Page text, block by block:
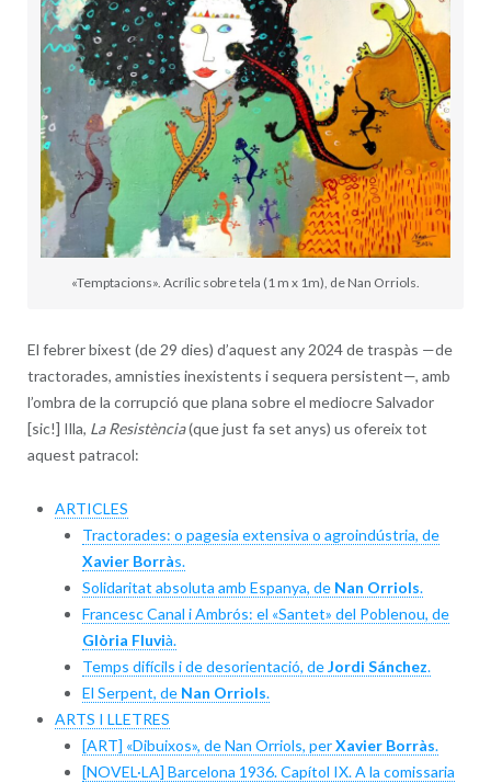
«Temptacions». Acrílic sobre tela (1 m x 1m), de Nan Orriols.
El febrer bixest (de 29 dies) d’aquest any 2024 de traspàs —de
tractorades, amnisties inexistents i sequera persistent—, amb
l’ombra de la corrupció que plana sobre el mediocre Salvador
[sic!] Illa, La Resistència(que just fa set anys) us ofereix tot
aquest patracol:
ARTICLES
Tractorades: o pagesia extensiva o agroindústria, de
Xavier Borràs.
Solidaritat absoluta amb Espanya, de Nan Orriols.
Francesc Canal i Ambrós: el «Santet» del Poblenou, de
Glòria Fluvià.
Temps difícils i de desorientació, deJordi Sánchez.
El Serpent, de Nan Orriols.
ARTS I LLETRES
[ART] «Dibuixos», de Nan Orriols, perXavier Borràs.
[NOVEL·LA] Barcelona 1936. Capítol IX. A la comissaria